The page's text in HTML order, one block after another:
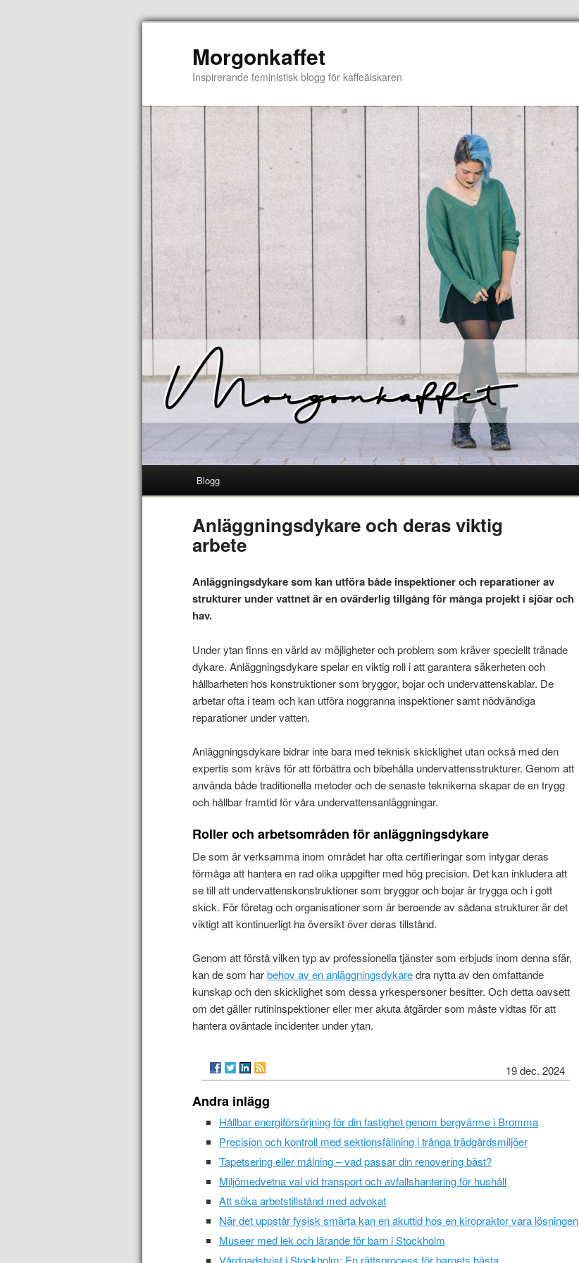
Morgonkaffet
Inspirerande feministisk blogg för kaffeälskaren
Blogg
Anläggningsdykare och deras viktig
arbete
Anläggningsdykare som kan utföra både inspektioner och reparationer av
strukturer under vattnet är en ovärderlig tillgång för många projekt i sjöar och
hav.
Under ytan finns en värld av möjligheter och problem som kräver speciellt tränade
dykare. Anläggningsdykare spelar en viktig roll i att garantera säkerheten och
hållbarheten hos konstruktioner som bryggor, bojar och undervattenskablar. De
arbetar ofta i team och kan utföra noggranna inspektioner samt nödvändiga
reparationer under vatten.
Anläggningsdykare bidrar inte bara med teknisk skicklighet utan också med den
expertis som krävs för att förbättra och bibehålla undervattensstrukturer. Genom att
använda både traditionella metoder och de senaste teknikerna skapar de en trygg
och hållbar framtid för våra undervattensanläggningar.
Roller och arbetsområden för anläggningsdykare
De som är verksamma inom området har ofta certifieringar som intygar deras
förmåga att hantera en rad olika uppgifter med hög precision. Det kan inkludera att
se till att undervattenskonstruktioner som bryggor och bojar är trygga och i gott
skick. För företag och organisationer som är beroende av sådana strukturer är det
viktigt att kontinuerligt ha översikt över deras tillstånd.
Genom att förstå vilken typ av professionella tjänster som erbjuds inom denna sfär,
kan de som harbehov av en anläggningsdykaredra nytta av den omfattande
kunskap och den skicklighet som dessa yrkespersoner besitter. Och detta oavsett
om det gäller rutininspektioner eller mer akuta åtgärder som måste vidtas för att
hantera oväntade incidenter under ytan.
19 dec. 2024
Andra inlägg
Hållbar energiförsörjning för din fastighet genom bergvärme i Bromma
Precision och kontroll med sektionsfällning i trånga trädgårdsmiljöer
Tapetsering eller målning – vad passar din renovering bäst?
Miljömedvetna val vid transport och avfallshantering för hushåll
Att söka arbetstillstånd med advokat
När det uppstår fysisk smärta kan en akuttid hos en kiropraktor vara lösningen
Museer med lek och lärande för barn i Stockholm
Vårdnadstvist i Stockholm: En rättsprocess för barnets bästa